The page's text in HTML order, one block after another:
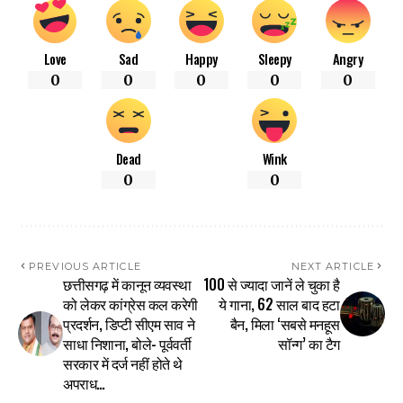
Love
0
Sad
0
Happy
0
Sleepy
0
Angry
0
Dead
0
Wink
0
PREVIOUS ARTICLE
छत्तीसगढ़ में कानून व्यवस्था
को लेकर कांग्रेस कल करेगी
प्रदर्शन, डिप्टी सीएम साव ने
साधा निशाना, बोले- पूर्ववर्ती
सरकार में दर्ज नहीं होते थे
अपराध…
NEXT ARTICLE
100 से ज्यादा जानें ले चुका है
ये गाना, 62 साल बाद हटा
बैन, मिला ‘सबसे मनहूस
सॉन्ग’ का टैग